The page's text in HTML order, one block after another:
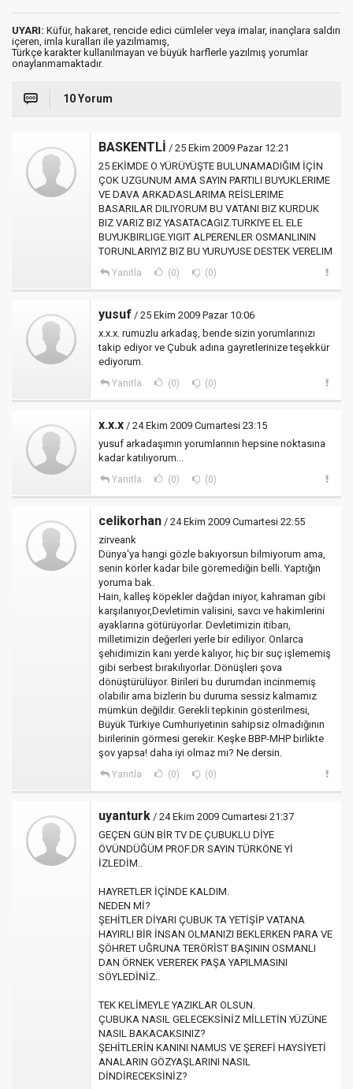
UYARI: Küfür, hakaret, rencide edici cümleler veya imalar, inançlara saldırı
içeren, imla kuralları ile yazılmamış,
Türkçe karakter kullanılmayan ve büyük harflerle yazılmış yorumlar
onaylanmamaktadır.
10 Yorum
BASKENTLİ / 25 Ekim 2009 Pazar 12:21
25 EKİMDE O YÜRÜYÜŞTE BULUNAMADIĞIM İÇİN
ÇOK UZGUNUM AMA SAYIN PARTILI BUYUKLERIME
VE DAVA ARKADASLARIMA REİSLERIME
BASARILAR DILIYORUM BU VATANI BIZ KURDUK
BIZ VARIZ BIZ YASATACAGIZ.TURKIYE EL ELE
BUYUKBIRLIGE.YIGIT ALPERENLER OSMANLININ
TORUNLARIYIZ BIZ BU YURUYUSE DESTEK VERELIM
Yanıtla (0) (0)
yusuf / 25 Ekim 2009 Pazar 10:06
x.x.x. rumuzlu arkadaş, bende sizin yorumlarınızı
takip ediyor ve Çubuk adına gayretlerinize teşekkür
ediyorum.
Yanıtla (0) (0)
x.x.x / 24 Ekim 2009 Cumartesi 23:15
yusuf arkadaşımın yorumlarının hepsine noktasına
kadar katılıyorum...
Yanıtla (0) (0)
celikorhan / 24 Ekim 2009 Cumartesi 22:55
zirveank
Dünya'ya hangi gözle bakıyorsun bilmiyorum ama,
senin körler kadar bile göremediğin belli. Yaptığın
yoruma bak.
Hain, kalleş köpekler dağdan iniyor, kahraman gibi
karşılanıyor,Devletimin valisini, savcı ve hakimlerini
ayaklarına götürüyorlar. Devletimizin itibarı,
milletimizin değerleri yerle bir ediliyor. Onlarca
şehidimizin kanı yerde kalıyor, hiç bir suç işlememiş
gibi serbest bırakılıyorlar. Dönüşleri şova
dönüştürülüyor. Birileri bu durumdan incinmemiş
olabilir ama bizlerin bu duruma sessiz kalmamız
mümkün değildir. Gerekli tepkinin gösterilmesi,
Büyük Türkiye Cumhuriyetinin sahipsiz olmadığının
birilerinin görmesi gerekir. Keşke BBP-MHP birlikte
şov yapsa! daha iyi olmaz mı? Ne dersin.
Yanıtla (0) (0)
uyanturk / 24 Ekim 2009 Cumartesi 21:37
GEÇEN GÜN BİR TV DE ÇUBUKLU DİYE
ÖVÜNDÜĞÜM PROF.DR SAYIN TÜRKÖNE Yİ
İZLEDİM..
HAYRETLER İÇİNDE KALDIM.
NEDEN Mİ?
ŞEHİTLER DİYARI ÇUBUK TA YETİŞİP VATANA
HAYIRLI BİR İNSAN OLMANIZI BEKLERKEN PARA VE
ŞÖHRET UĞRUNA TERÖRİST BAŞININ OSMANLI
DAN ÖRNEK VEREREK PAŞA YAPILMASINI
SÖYLEDİNİZ..
TEK KELİMEYLE YAZIKLAR OLSUN.
ÇUBUKA NASIL GELECEKSİNİZ MİLLETİN YÜZÜNE
NASIL BAKACAKSINIZ?
ŞEHİTLERİN KANINI NAMUS VE ŞEREFİ HAYSİYETİ
ANALARIN GÖZYAŞLARINI NASIL
DİNDİRECEKSİNİZ?